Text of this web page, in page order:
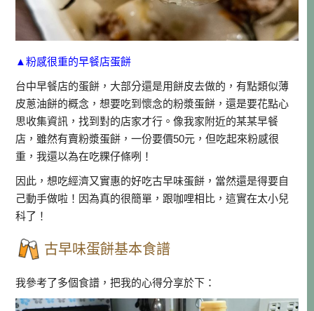
▲粉感很重的早餐店蛋餅
台中早餐店的蛋餅，大部分還是用餅皮去做的，有點類似薄
皮蔥油餅的概念，想要吃到懷念的粉漿蛋餅，還是要花點心
思收集資訊，找到對的店家才行。像我家附近的某某早餐
店，雖然有賣粉漿蛋餅，一份要價50元，但吃起來粉感很
重，我還以為在吃粿仔條咧！
因此，想吃經濟又實惠的好吃古早味蛋餅，當然還是得要自
己動手做啦！因為真的很簡單，跟咖哩相比，這實在太小兒
科了！
古早味蛋餅基本食譜
我參考了多個食譜，把我的心得分享於下：